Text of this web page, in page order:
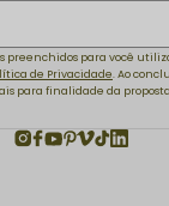
preenchidos para você
de Privacidade. Ao
para finalidade da